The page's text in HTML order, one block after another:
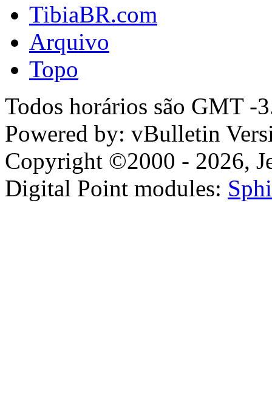
TibiaBR.com
Arquivo
Topo
Todos horários são GMT -
Powered by: vBulletin
Copyright ©2000 - 2026,
Digital Point modules: